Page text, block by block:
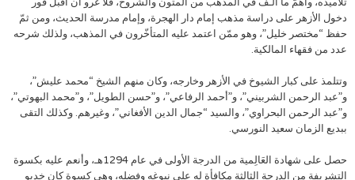
دخول الأزهر على دراسة مذهب إمام دار الهجرة، وإمام مدرسة الحديث، ومن ثمّ
حفظ “مختصر خليل”، وهو ممّن اعتمد عليه المتأخّرون في المذهب، ولذلك شرحه
عدد من فقهاء المالكية.
وتتلمذ على كبار الشيوخ في الأزهر وخارجه، وكان منهم الشيخ “محمد عليش”،
و”عبد الرحمن الشربيني”، و”أحمد الرفاعي”، و”حسن الطويل”، و”محمد البهوتي”،
و”عبد الرحمن البحراوي”، والسيد “جمال الدين الأفغاني”، وغيرهم. وكذلك التقى
ببديع الزمان سعيد النورسي.
حصل على شهادة العَالِمية من الدرجة الأولى في عام 1294هـ، وأنعم عليه بكسوة
التشريفة من الدرجة الثالثة مكافأة له على نبوغه وفضله، وهي كسوة كان خديو